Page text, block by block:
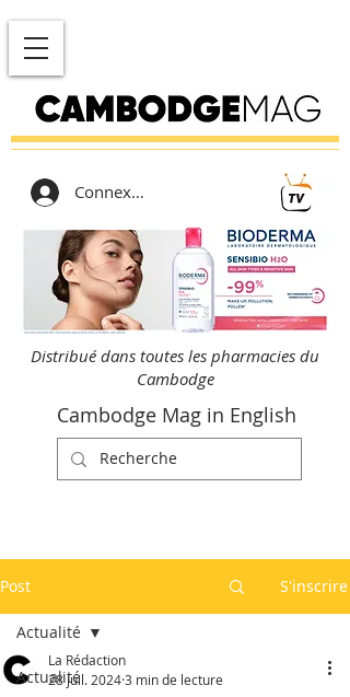
Connexion
Distribué dans toutes les pharmacies du
Cambodge
Cambodge Mag in English
Post S'inscrire
Actualité
Actualité
La Rédaction
28 juil. 20243 min de lecture